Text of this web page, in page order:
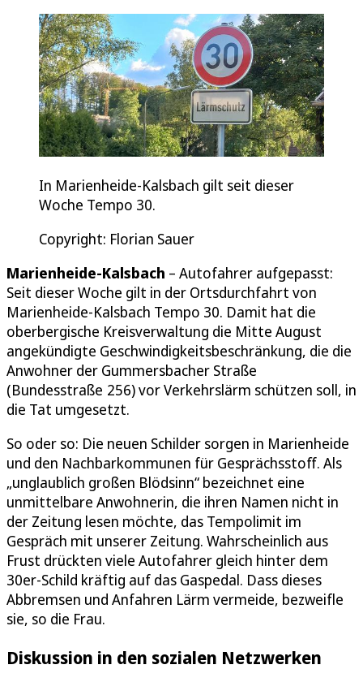
In Marienheide-Kalsbach gilt seit dieser
Woche Tempo 30.
Copyright: Florian Sauer
Marienheide-Kalsbach – Autofahrer aufgepasst:
Seit dieser Woche gilt in der Ortsdurchfahrt von
Marienheide-Kalsbach Tempo 30. Damit hat die
oberbergische Kreisverwaltung die Mitte August
angekündigte Geschwindigkeitsbeschränkung, die die
Anwohner der Gummersbacher Straße
(Bundesstraße 256) vor Verkehrslärm schützen soll, in
die Tat umgesetzt.
So oder so: Die neuen Schilder sorgen in Marienheide
und den Nachbarkommunen für Gesprächsstoff. Als
„unglaublich großen Blödsinn“ bezeichnet eine
unmittelbare Anwohnerin, die ihren Namen nicht in
der Zeitung lesen möchte, das Tempolimit im
Gespräch mit unserer Zeitung. Wahrscheinlich aus
Frust drückten viele Autofahrer gleich hinter dem
30er-Schild kräftig auf das Gaspedal. Dass dieses
Abbremsen und Anfahren Lärm vermeide, bezweifle
sie, so die Frau.
Diskussion in den sozialen Netzwerken